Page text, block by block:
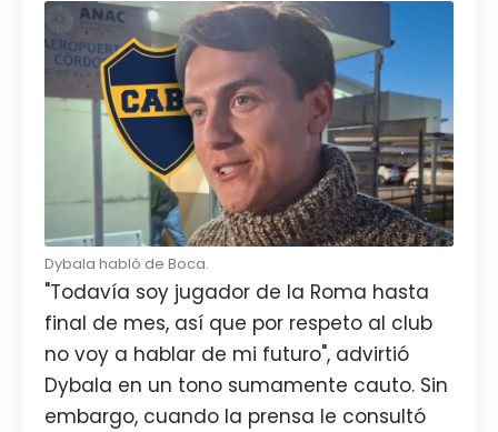
Dybala habló de Boca.
"Todavía soy jugador de la Roma hasta
final de mes, así que por respeto al club
no voy a hablar de mi futuro", advirtió
Dybala en un tono sumamente cauto. Sin
embargo, cuando la prensa le consultó